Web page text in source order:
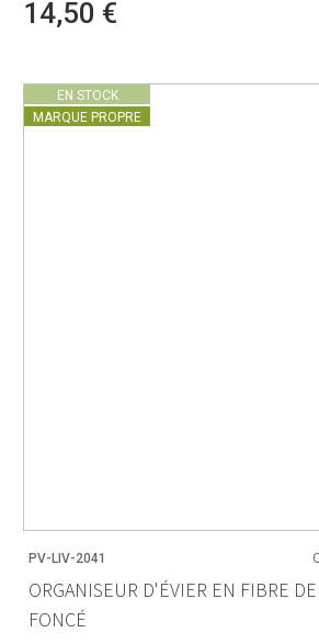
14,50 €
EN STOCK
MARQUE PROPRE
PV-LIV-2041
ORGANISEUR D'ÉVIER EN FIBRE
FONCÉ